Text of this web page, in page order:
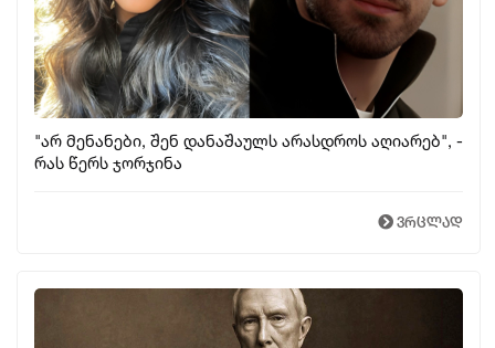
"არ მენანები, შენ დანაშაულს არასდროს აღიარებ", -
რას წერს ჯორჯინა
ვრცლად